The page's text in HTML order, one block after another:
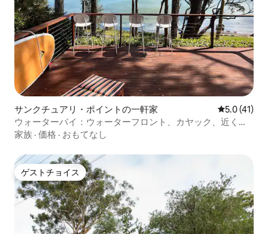
サンクチュアリ・ポイントの一軒家 レビュー41
5.0 (41)
ウォーターバイ：ウォーターフロント、カヤック、近くで
ホエールウォッチング
家族 · 価格 · おもてなし
ゲストチョイス
ゲストチョイス